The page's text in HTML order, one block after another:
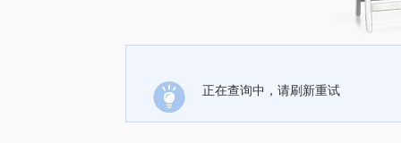
正在查询中，请刷新重试